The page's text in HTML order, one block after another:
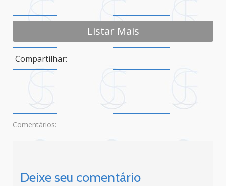
Listar Mais
Compartilhar:
Comentários:
Deixe seu comentário